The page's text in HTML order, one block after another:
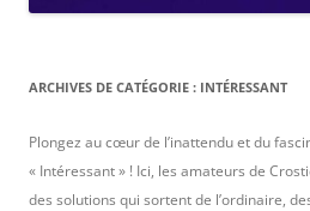
ARCHIVES DE CATÉGORIE : INTÉRESSANT
Plongez au cœur de l’inattendu et du
« Intéressant » ! Ici, les amateurs de
des solutions qui sortent de l’ordinaire,